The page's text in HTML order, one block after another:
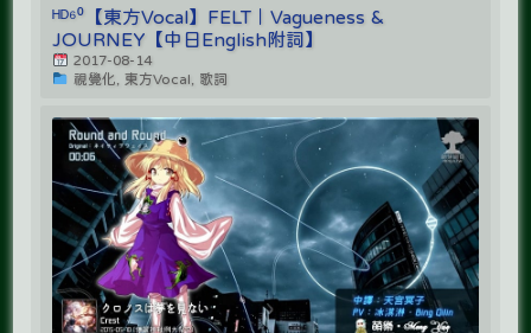
ᴴᴰ⁶⁰【東方Vocal】FELT｜Vagueness &
JOURNEY【中日English附詞】
2017-08-14
視覺化, 東方Vocal, 歌詞